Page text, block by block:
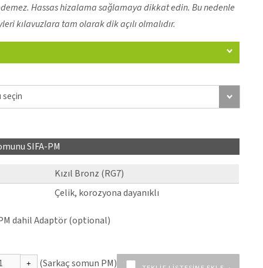
Hassas hizalama sağlamaya dikkat edin. Bu nedenle
kılavuzlara tam olarak dik açılı olmalıdır.
SIFA-PM
Kızıl Bronz (RG7)
Çelik, korozyona dayanıklı
dahil Adaptör (optional)